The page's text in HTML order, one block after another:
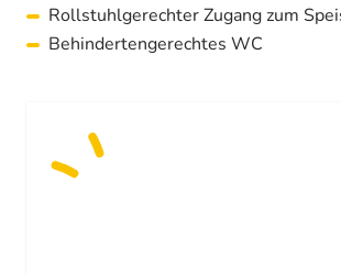
Rollstuhlgerechter Zugang zum
Behindertengerechtes WC